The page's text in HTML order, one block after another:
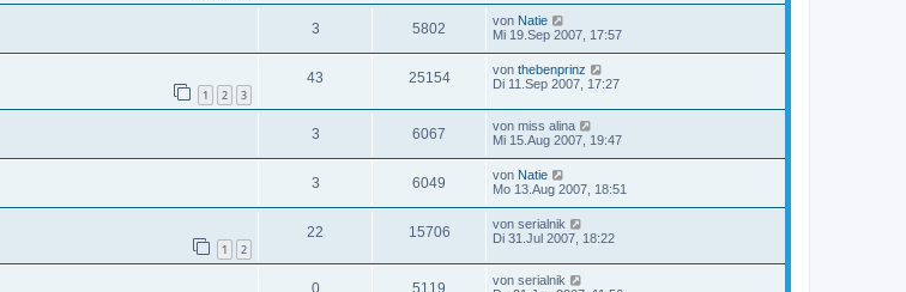
3 5802 von Natie
Mi 19.Sep 2007, 17:57
1 2 3
43 25154 von thebenprinz
Di 11.Sep 2007, 17:27
3 6067 von miss alina
Mi 15.Aug 2007, 19:47
3 6049 von Natie
Mo 13.Aug 2007, 18:51
1 2
22 15706 von serialnik
Di 31.Jul 2007, 18:22
0 5119 von serialnik